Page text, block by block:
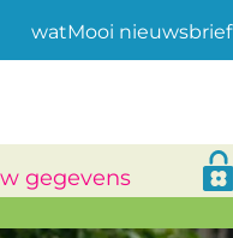
watMooi nieuwsbrief
gegevens